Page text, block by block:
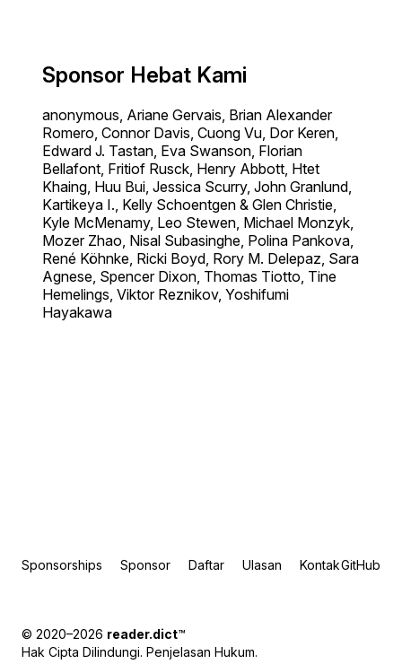
Sponsor Hebat Kami
anonymous, Ariane Gervais, Brian Alexander
Romero, Connor Davis, Cuong Vu, Dor Keren,
Edward J. Tastan, Eva Swanson, Florian
Bellafont, Fritiof Rusck, Henry Abbott, Htet
Khaing, Huu Bui, Jessica Scurry, John Granlund,
Kartikeya I., Kelly Schoentgen & Glen Christie,
Kyle McMenamy, Leo Stewen, Michael Monzyk,
Mozer Zhao, Nisal Subasinghe, Polina Pankova,
René Köhnke, Ricki Boyd, Rory M. Delepaz, Sara
Agnese, Spencer Dixon, Thomas Tiotto, Tine
Hemelings, Viktor Reznikov, Yoshifumi
Hayakawa
Sponsorships Sponsor Daftar Ulasan KontakGitHub
© 2020–2026 reader.dict™
Hak Cipta Dilindungi. Penjelasan Hukum.